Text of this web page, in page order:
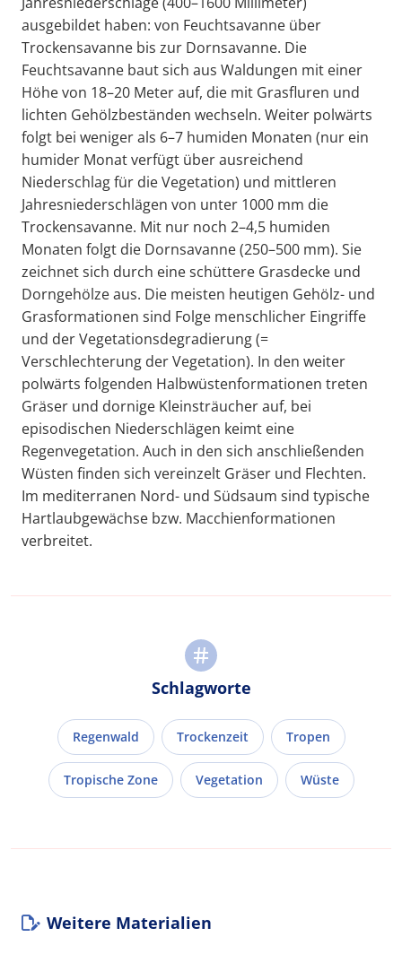
ausgebildet haben: von Feuchtsavanne über
Trockensavanne bis zur Dornsavanne. Die
Feuchtsavanne baut sich aus Waldungen mit einer
Höhe von 18–20 Meter auf, die mit Grasfluren und
lichten Gehölzbeständen wechseln. Weiter polwärts
folgt bei weniger als 6–7 humiden Monaten (nur ein
humider Monat verfügt über ausreichend
Niederschlag für die Vegetation) und mittleren
Jahresniederschlägen von unter 1000 mm die
Trockensavanne. Mit nur noch 2–4,5 humiden
Monaten folgt die Dornsavanne (250–500 mm). Sie
zeichnet sich durch eine schüttere Grasdecke und
Dorngehölze aus. Die meisten heutigen Gehölz- und
Grasformationen sind Folge menschlicher Eingriffe
und der Vegetationsdegradierung (=
Verschlechterung der Vegetation). In den weiter
polwärts folgenden Halbwüstenformationen treten
Gräser und dornige Kleinsträucher auf, bei
episodischen Niederschlägen keimt eine
Regenvegetation. Auch in den sich anschließenden
Wüsten finden sich vereinzelt Gräser und Flechten.
Im mediterranen Nord- und Südsaum sind typische
Hartlaubgewächse bzw. Macchienformationen
verbreitet.
Schlagworte
Regenwald Trockenzeit Tropen
Tropische Zone Vegetation Wüste
Weitere Materialien